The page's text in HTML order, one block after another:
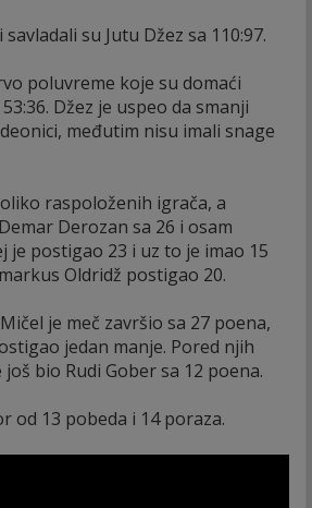
su Jutu Džez sa 110:97.
poluvreme koje su domaći
Džez je uspeo da smanji
međutim nisu imali snage
raspoloženih igrača, a
Derozan sa 26 i osam
je postigao 23 i uz to je imao 15
Oldridž postigao 20.
je meč završio sa 27 poena,
jedan manje. Pored njih
bio Rudi Gober sa 12 poena.
od 13 pobeda i 14 poraza.